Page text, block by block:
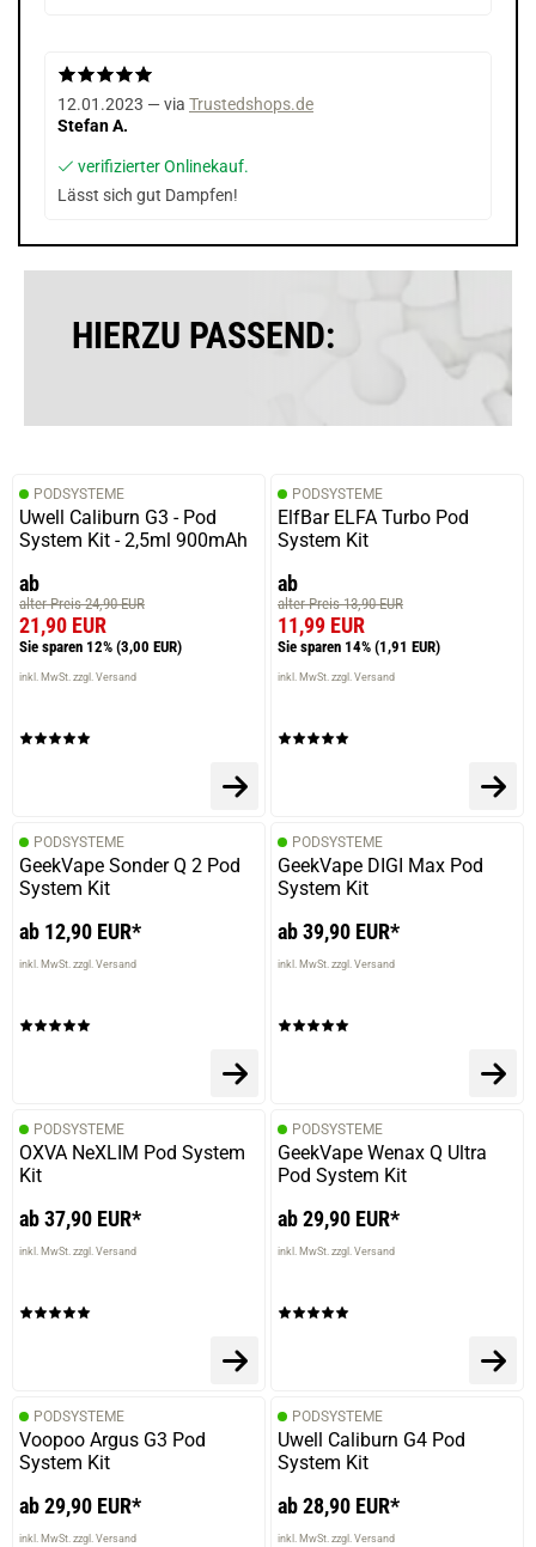
12.01.2023 — via Trustedshops.de
Stefan A.
verifizierter Onlinekauf.
Lässt sich gut Dampfen!
HIERZU PASSEND:
PODSYSTEME
Uwell Caliburn G3 - Pod
System Kit - 2,5ml 900mAh
ab
alter Preis 24,90 EUR
21,90 EUR
Sie sparen 12% (3,00 EUR)
inkl. MwSt. zzgl. Versand
PODSYSTEME
ElfBar ELFA Turbo Pod
System Kit
ab
alter Preis 13,90 EUR
11,99 EUR
Sie sparen 14% (1,91 EUR)
inkl. MwSt. zzgl. Versand
PODSYSTEME
GeekVape Sonder Q 2 Pod
System Kit
ab 12,90 EUR*
inkl. MwSt. zzgl. Versand
PODSYSTEME
GeekVape DIGI Max Pod
System Kit
ab 39,90 EUR*
inkl. MwSt. zzgl. Versand
PODSYSTEME
OXVA NeXLIM Pod System
Kit
ab 37,90 EUR*
inkl. MwSt. zzgl. Versand
PODSYSTEME
GeekVape Wenax Q Ultra
Pod System Kit
ab 29,90 EUR*
inkl. MwSt. zzgl. Versand
PODSYSTEME
Voopoo Argus G3 Pod
System Kit
ab 29,90 EUR*
inkl. MwSt. zzgl. Versand
PODSYSTEME
Uwell Caliburn G4 Pod
System Kit
ab 28,90 EUR*
inkl. MwSt. zzgl. Versand